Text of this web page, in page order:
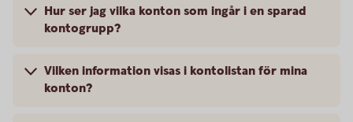
Hur ser jag vilka konton som ingår i en sparad
kontogrupp?
Vilken information visas i kontolistan för mina
konton?